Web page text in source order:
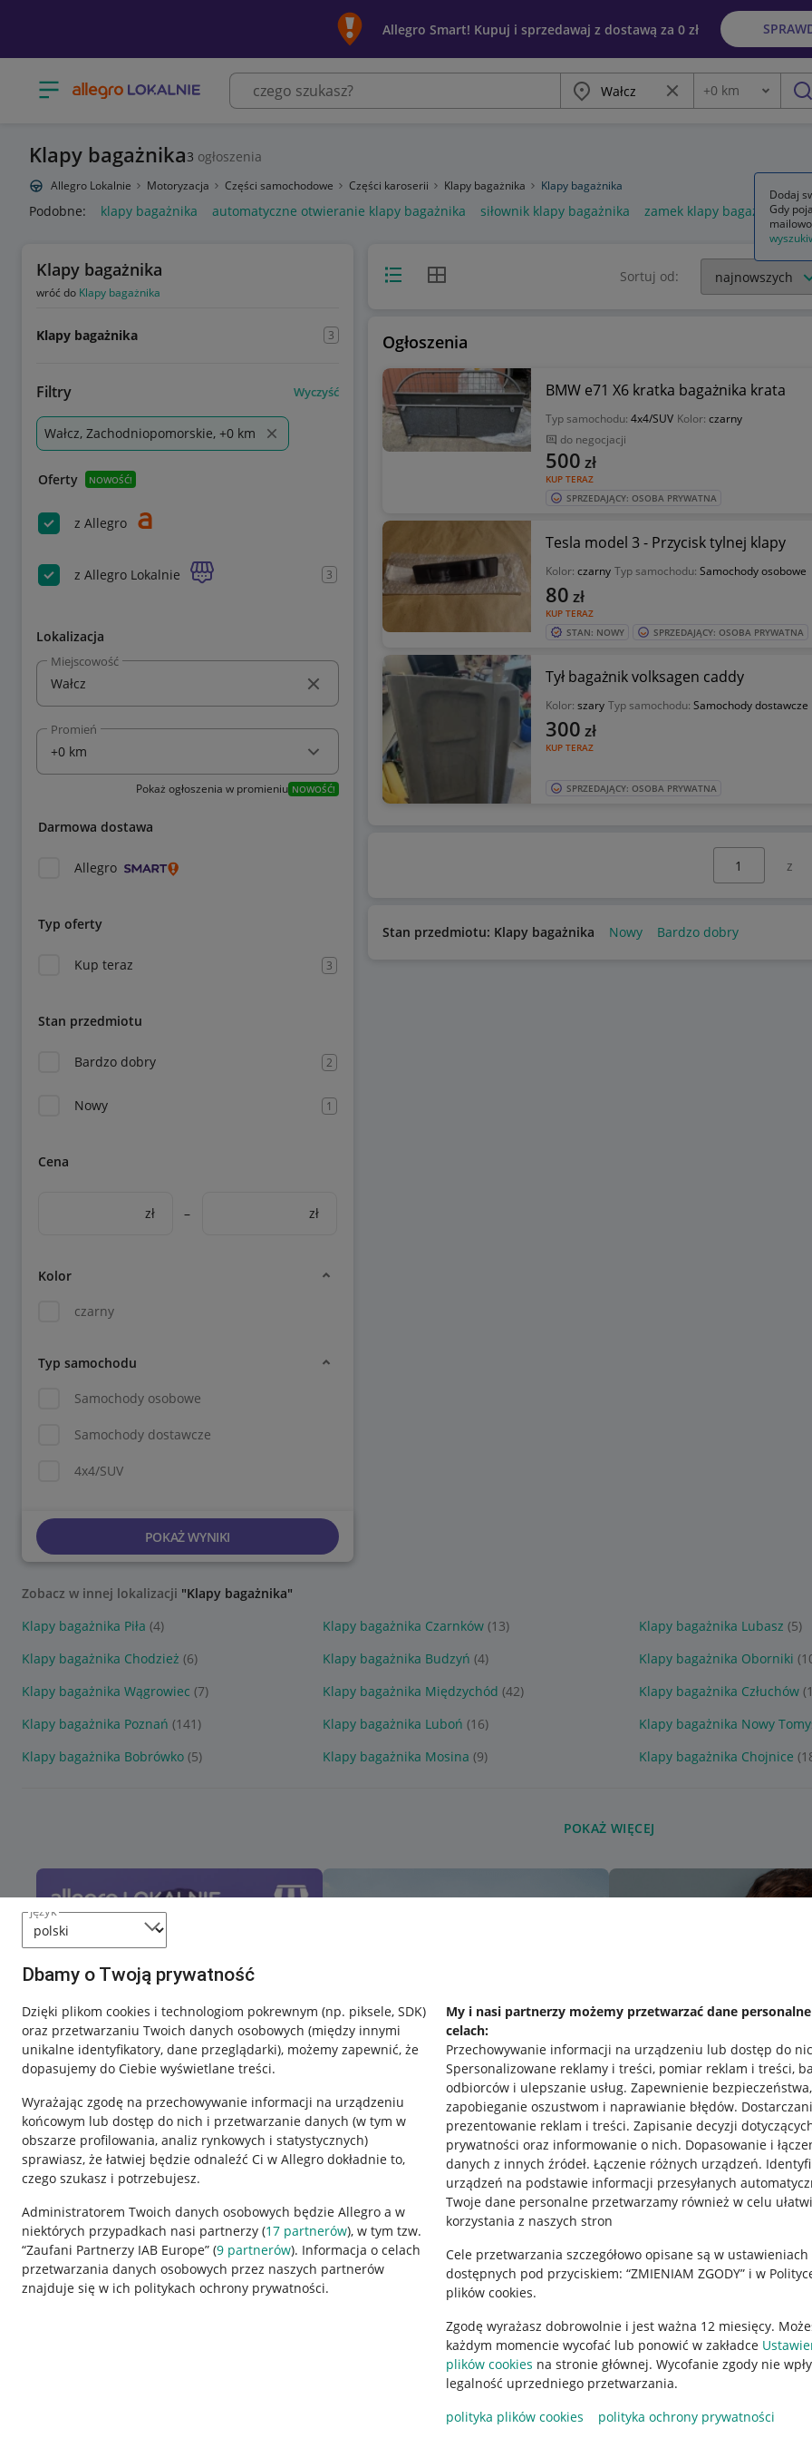
język
Dbamy o Twoją prywatność
Dzięki plikom cookies i technologiom pokrewnym (np. piksele, SDK)
oraz przetwarzaniu Twoich danych osobowych (między innymi
unikalne identyfikatory, dane przeglądarki), możemy zapewnić, że
dopasujemy do Ciebie wyświetlane treści.
Wyrażając zgodę na przechowywanie informacji na urządzeniu
końcowym lub dostęp do nich i przetwarzanie danych (w tym w
obszarze profilowania, analiz rynkowych i statystycznych)
sprawiasz, że łatwiej będzie odnaleźć Ci w Allegro dokładnie to,
czego szukasz i potrzebujesz.
Administratorem Twoich danych osobowych będzie Allegro a w
niektórych przypadkach nasi partnerzy (17 partnerów), w tym tzw.
“Zaufani Partnerzy IAB Europe” (9 partnerów). Informacja o celach
przetwarzania danych osobowych przez naszych partnerów
znajduje się w ich politykach ochrony prywatności.
My i nasi partnerzy możemy przetwarzać dane
celach:
Przechowywanie informacji na urządzeniu lub dostęp do
Spersonalizowane reklamy i treści, pomiar reklam i treści,
odbiorców i ulepszanie usług. Zapewnienie bezpieczeństwa,
zapobieganie oszustwom i naprawianie błędów.
prezentowanie reklam i treści. Zapisanie decyzji
prywatności oraz informowanie o nich. Dopasowanie i
danych z innych źródeł. Łączenie różnych urządzeń.
urządzeń na podstawie informacji przesyłanych
Twoje dane personalne przetwarzamy również w celu
korzystania z naszych stron
Cele przetwarzania szczegółowo opisane są w ustawieniach
dostępnych pod przyciskiem: “ZMIENIAM ZGODY” i w
plików cookies.
Zgodę wyrażasz dobrowolnie i jest ważna 12 miesięcy.
każdym momencie wycofać lub ponowić w zakładce
plików cookies na stronie głównej. Wycofanie zgody nie
legalność uprzedniego przetwarzania.
polityka plików cookies
polityka ochrony prywatności
Allegro Smart! Kupuj i sprzedawaj z dostawą za 0 zł
Otwórz menu z kategoriami Miasto Wyczyść frazę
Odległość
+0 km
Klapy bagażnika3 ogłoszenia
Allegro Lokalnie Motoryzacja Części samochodowe Części karoserii Klapy bagażnika Klapy bagażnika
Podobne: klapy bagażnika automatyczne otwieranie klapy bagażnika siłownik klapy bagażnika zamek klapy bagażnika
Klapy bagażnika
wróć do Klapy bagażnika
Klapy bagażnika 3
Filtry Wyczyść
Wałcz, Zachodniopomorskie, +0 km
Oferty NOWOŚĆ!
z Allegro
z Allegro Lokalnie 3
Lokalizacja
Miejscowość
Promień
Pokaż ogłoszenia w promieniu NOWOŚĆ!
Darmowa dostawa
Allegro
Typ oferty
Kup teraz 3
Stan przedmiotu
Bardzo dobry 2
Nowy 1
Cena
zł – zł
Kolor
czarny
Typ samochodu
Samochody osobowe
Samochody dostawcze
4x4/SUV
POKAŻ WYNIKI
Widok listyWidok siatki Sortuj od:
Ogłoszenia
BMW e71 X6 kratka bagażnika krata
Typ samochodu: 4x4/SUV Kolor: czarny
do negocjacji
KUP TERAZ
500 zł
SPRZEDAJĄCY: OSOBA PRYWATNA
Tesla model 3 - Przycisk tylnej klapy
Kolor: czarny Typ samochodu: Samochody osobowe
KUP TERAZ
80 zł
STAN: NOWY SPRZEDAJĄCY: OSOBA PRYWATNA
Tył bagażnik volksagen caddy
Kolor: szary Typ samochodu: Samochody dostawcze
KUP TERAZ
300 zł
SPRZEDAJĄCY: OSOBA PRYWATNA
z
Stan przedmiotu: Klapy bagażnika Nowy Bardzo dobry
Zobacz w innej lokalizacji "Klapy bagażnika"
Klapy bagażnika Piła (4) Klapy bagażnika Czarnków (13) Klapy bagażnika Lubasz (5)
Klapy bagażnika Chodzież (6) Klapy bagażnika Budzyń (4) Klapy bagażnika Oborniki
Klapy bagażnika Wągrowiec (7) Klapy bagażnika Międzychód (42) Klapy bagażnika Człuchów
Klapy bagażnika Poznań (141) Klapy bagażnika Luboń (16) Klapy bagażnika Nowy
Klapy bagażnika Bobrówko (5) Klapy bagażnika Mosina (9) Klapy bagażnika Chojnice
POKAŻ WIĘCEJ
Przydatne informacje
Jak to działa
Napisz do nas
Allegro Gadane dla sprzedających
Regulamin
Polityka plików "cookies"
Ustawienia plików "cookies"
Udostępnianie lokalizacji
Informacje dla Aktu o Usługach Cyfrowych
Pobierz aplikację
Dodaj
Gdy